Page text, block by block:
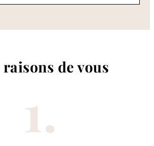
de vous
1.